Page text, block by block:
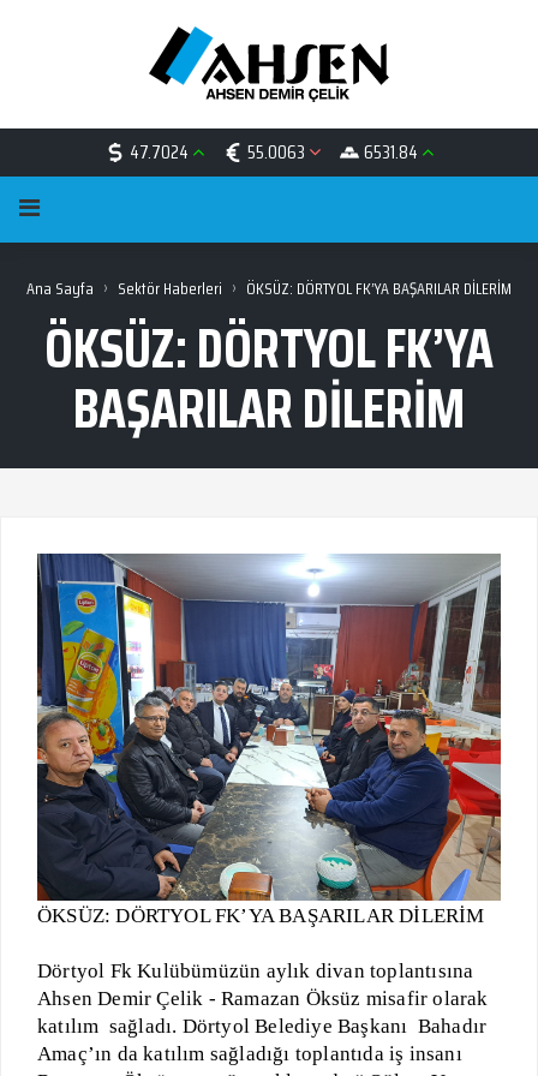
47.7024 55.0063 6531.84
Ana Sayfa › Sektör Haberleri › ÖKSÜZ: DÖRTYOL FK’YA BAŞARILAR DİLERİM
ÖKSÜZ: DÖRTYOL FK’YA
BAŞARILAR DİLERİM
ÖKSÜZ: DÖRTYOL FK’YA BAŞARILAR DİLERİM
Dörtyol Fk Kulübümüzün aylık divan toplantısına
Ahsen Demir Çelik - Ramazan Öksüz misafir olarak
katılım sağladı. Dörtyol Belediye Başkanı Bahadır
Amaç’ın da katılım sağladığı toplantıda iş insanı